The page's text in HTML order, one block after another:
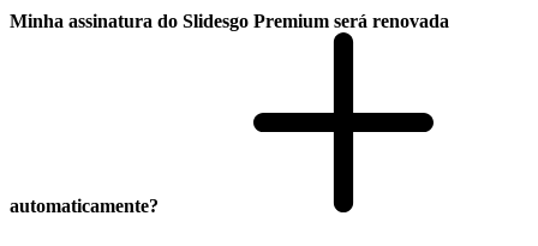
Minha assinatura do Slidesgo Premium será renovada
automaticamente?